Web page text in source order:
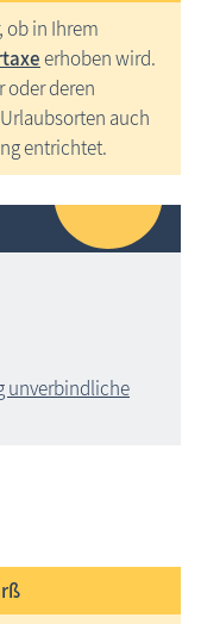
ob in Ihrem
erhoben wird.
oder deren
auch
entrichtet.
unverbindliche